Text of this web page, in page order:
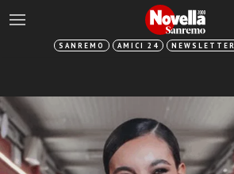
SANREMO AMICI 24 NEWSLETTER